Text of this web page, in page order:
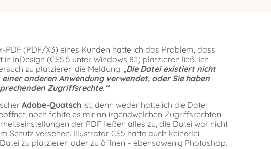
PDF (PDF/X3) eines Kunden hatte ich das Problem, dass
in InDesign (CS5.5 unter Windows 8.1) platzieren ließ. Ich
zu platzieren die Meldung: „Die Datei existiert nicht
anderen Anwendung verwendet, oder Sie haben
Zugriffsrechte.“
Adobe-Quatschist, denn weder hatte ich die Datei
noch fehlte es mir an irgendwelchen Zugriffsrechten.
der PDF ließen alles zu, die Datei war nicht
Schutz versehen. Illustrator CS5 hatte auch keinerlei
zu platzieren oder zu öffnen – ebensowenig Photoshop.